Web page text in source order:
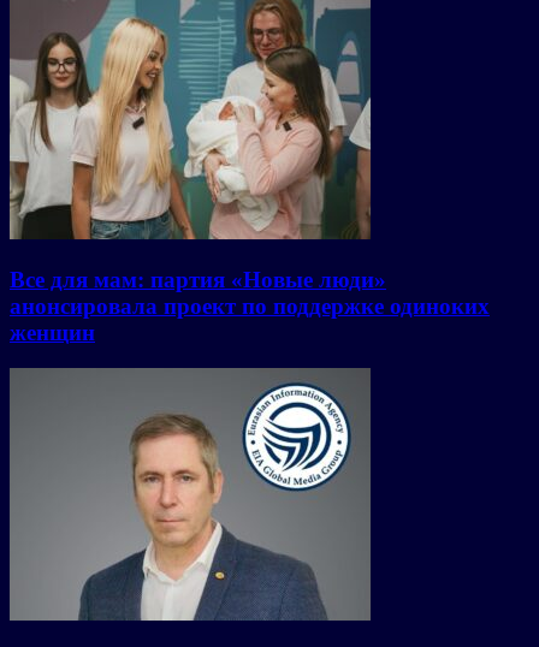
Все для мам: партия «Новые люди»
анонсировала проект по поддержке одиноких
женщин